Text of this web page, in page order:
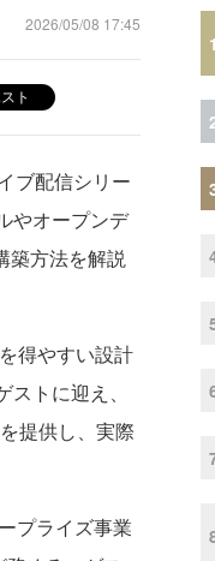
2026/05/08 17:45
ト
ブ配信シリー
やオープンデ
築方法を解説
得やすい設計
トに迎え、
提供し、実際
プライズ事業
1